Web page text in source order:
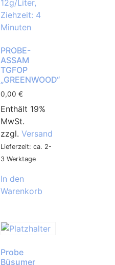
PROBE-
ASSAM
TGFOP
„GREENWOOD“
0,00 €
Enthält 19%
MwSt.
zzgl. Versand
Lieferzeit: ca. 2-
3 Werktage
In den
Warenkorb
Probe
Büsumer